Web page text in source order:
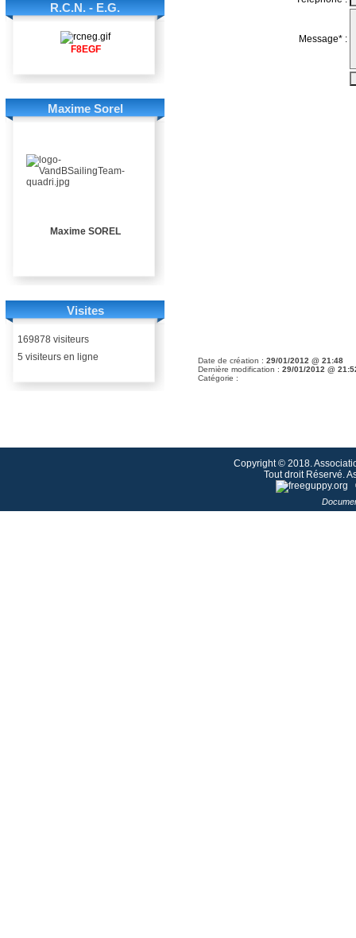
R.C.N. - E.G.
F8EGF
Maxime Sorel
Maxime SOREL
Visites
169878 visiteurs
5 visiteurs en ligne
Date de création : 29/01/2012 @ 21:48
Dernière modification : 29/01/2012 @
Catégorie :
Copyright © 2018.
Tout droit Réservé.